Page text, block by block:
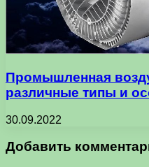
Промышленная
различные типы и
30.09.2022
Добавить